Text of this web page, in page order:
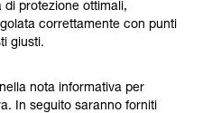
compreso le
tecnica per poter
informazioni.
specifico.
la vostra
protezione ottimali,
correttamente con punti
giusti.
nota informativa per
In seguito saranno forniti